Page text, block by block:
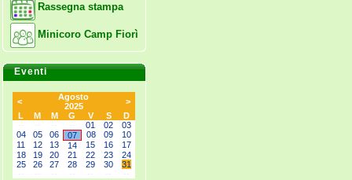
Rassegna stampa
Minicoro Camp Fiorì
Eventi
<
Agosto
2025
>
L
M M G V S
D
01 02
03
04
05 06 07 08 09
10
11
12 13 14 15 16
17
18
19 20 21 22 23
24
25
26 27 28 29 30
31